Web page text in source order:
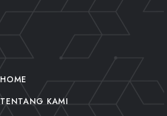
HOME
TENTANG KAMI